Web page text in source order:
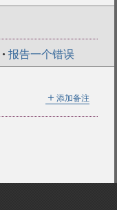
• 报告一个错误
＋ 添加备注